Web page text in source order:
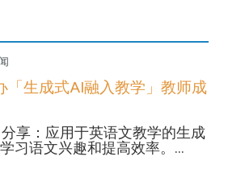
「生成式AI融入教学」教师成
享：应用于英语文教学的生成
习语文兴趣和提高效率。...